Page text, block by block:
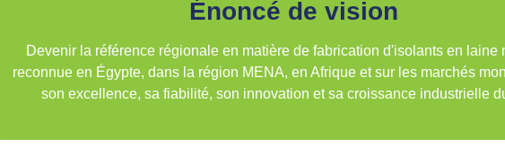
Énoncé de vision
Devenir la référence régionale en matière de fabrication d'isolants en laine
reconnue en Égypte, dans la région MENA, en Afrique et sur les marchés
son excellence, sa fiabilité, son innovation et sa croissance industrielle